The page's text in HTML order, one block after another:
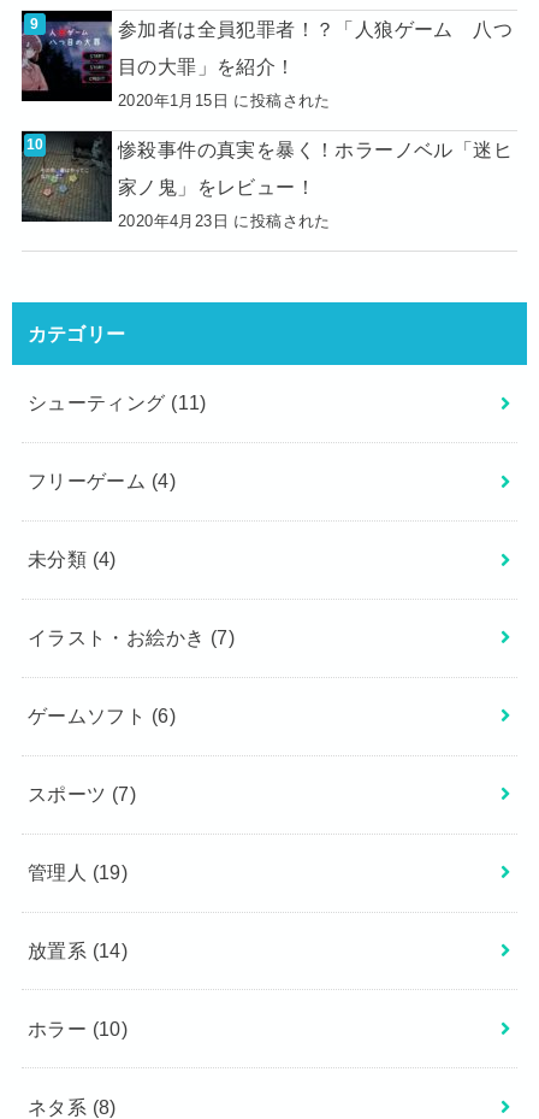
参加者は全員犯罪者！？「人狼ゲーム 八つ
目の大罪」を紹介！
2020年1月15日 に投稿された
惨殺事件の真実を暴く！ホラーノベル「迷ヒ
家ノ鬼」をレビュー！
2020年4月23日 に投稿された
カテゴリー
シューティング (11)
フリーゲーム (4)
未分類 (4)
イラスト・お絵かき (7)
ゲームソフト (6)
スポーツ (7)
管理人 (19)
放置系 (14)
ホラー (10)
ネタ系 (8)